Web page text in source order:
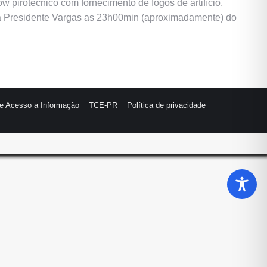
pirotécnico com fornecimento de fogos de artifício,
Vargas as 23h00min (aproximadamente) do
Acesso a Informação TCE-PR
Política de privacidade